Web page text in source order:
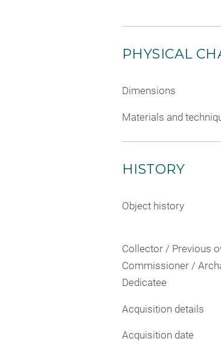
PHYSICAL
Dimensions
Materials and
HISTORY
Object history
Collector / Previous
Commissioner /
Dedicatee
Acquisition details
Acquisition date